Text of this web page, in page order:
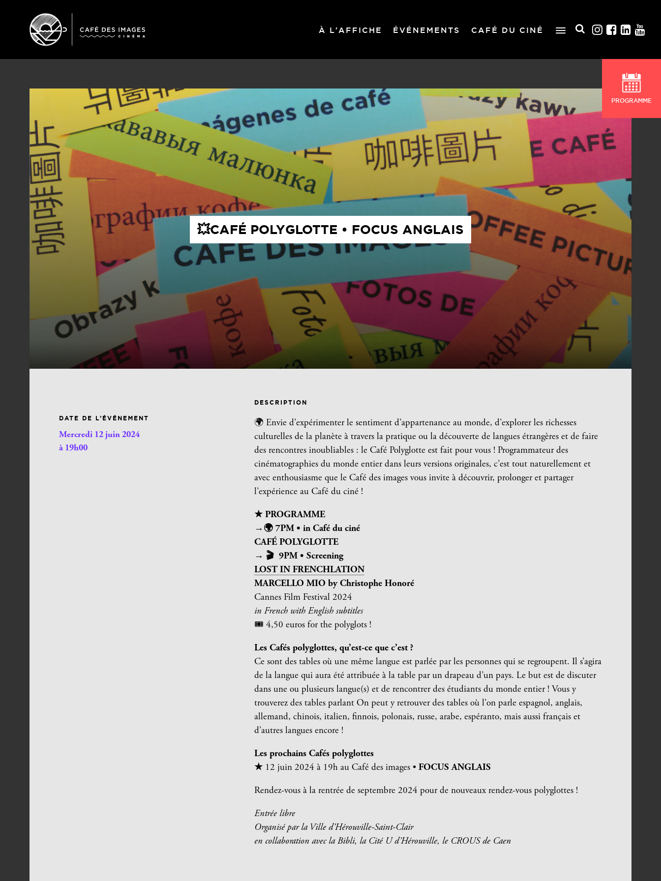
À L’AFFICHE ÉVÉNEMENTS CAFÉ DU CINÉ
PROGRAMME
💥CAFÉ POLYGLOTTE • FOCUS ANGLAIS
DATE DE L’ÉVÉNEMENT
Mercredi 12 juin 2024
à 19h00
DESCRIPTION
🌍 Envie d’expérimenter le sentiment d’appartenance au monde, d’explorer les richesses
culturelles de la planète à travers la pratique ou la découverte de langues étrangères et de faire
des rencontres inoubliables : le Café Polyglotte est fait pour vous ! Programmateur des
cinématographies du monde entier dans leurs versions originales, c’est tout naturellement et
avec enthousiasme que le Café des images vous invite à découvrir, prolonger et partager
l’expérience au Café du ciné !
★ PROGRAMME
→🌍 7PM • in Café du ciné
CAFÉ POLYGLOTTE
→ 🎬 9PM • Screening
LOST IN FRENCHLATION
MARCELLO MIO by Christophe Honoré
Cannes Film Festival 2024
in French with English subtitles
🎟 4,50 euros for the polyglots !
Les Cafés polyglottes, qu’est-ce que c’est ?
Ce sont des tables où une même langue est parlée par les personnes qui se regroupent. Il s’agira
de la langue qui aura été attribuée à la table par un drapeau d’un pays.Le but est de discuter
dans une ou plusieurs langue(s) et de rencontrer des étudiants du monde entier ! Vous y
trouverez des tables parlant On peut y retrouver des tables où l’on parle espagnol, anglais,
allemand, chinois, italien, finnois, polonais, russe, arabe, espéranto, mais aussi français et
d’autres langues encore !
Les prochains Cafés polyglottes
★ 12 juin 2024 à 19h au Café des images • FOCUS ANGLAIS
Rendez-vous à la rentrée de septembre 2024 pour de nouveaux rendez-vous polyglottes !
Entrée libre
Organisé par la Ville d’Hérouville-Saint-Clair
en collaboration avec la Bibli, la Cité U d’Hérouville, le CROUS de Caen